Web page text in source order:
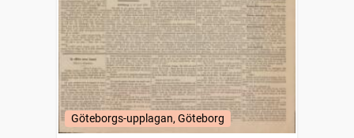
Göteborgs-upplagan, Göteborg